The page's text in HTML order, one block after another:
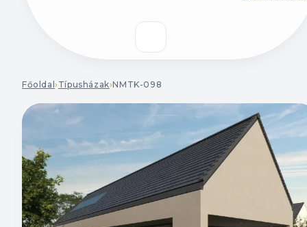
Főoldal› Típusházak›NMTK-098